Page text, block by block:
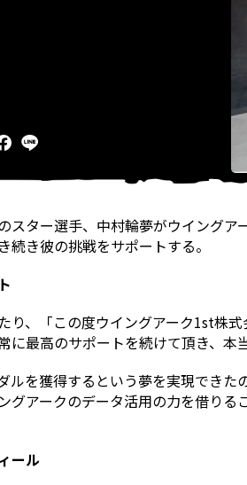
スター選手、中村輪夢がウイング
続き彼の挑戦をサポートする。
り、「この度ウイングアーク1st株
に最高のサポートを続けて頂き、
ルを獲得するという夢を実現でき
グアークのデータ活用の力を借り
ール